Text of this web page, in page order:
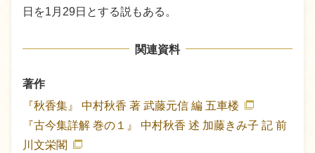
日を1月29日とする説もある。
関連資料
著作
『秋香集』
中村秋香 著 武藤元信 編 五車楼
『古今集詳解 巻の１』
中村秋香 述 加藤きみ子 記 前
川文栄閣